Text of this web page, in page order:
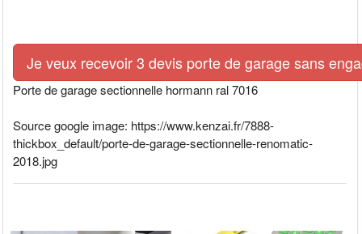
Je veux recevoir 3 devis porte de garage sans
Porte de garage sectionnelle hormann ral 7016
Source google image: https://www.kenzai.fr/7888-
thickbox_default/porte-de-garage-sectionnelle-renomatic-
2018.jpg